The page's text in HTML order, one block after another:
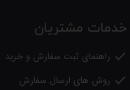
خدمات مشتریان
 راهنمای ثبت سفارش و خرید
 روش های ارسال سفارش